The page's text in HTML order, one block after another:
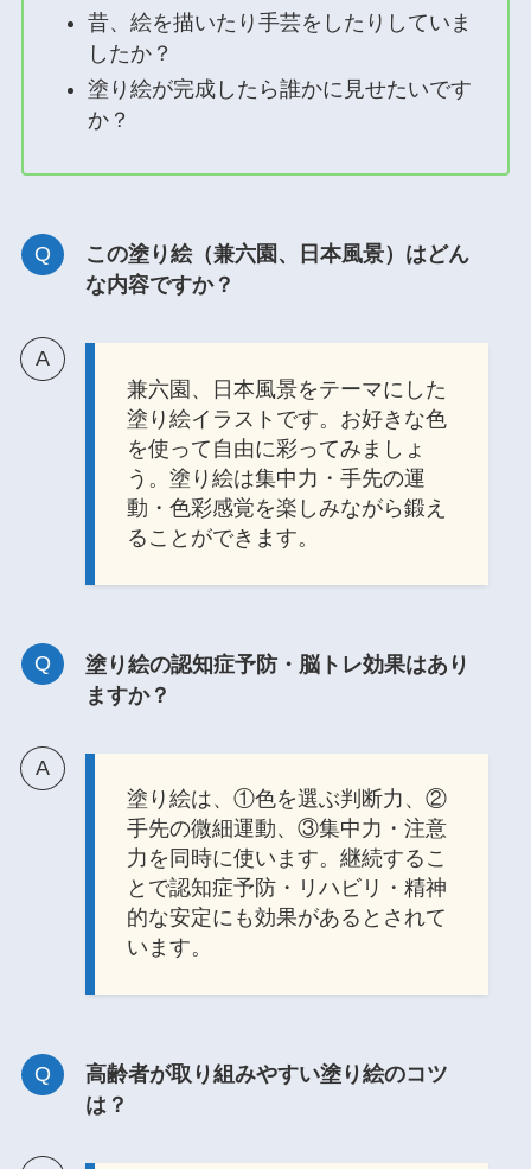
昔、絵を描いたり手芸をしたりしていま
したか？
塗り絵が完成したら誰かに見せたいです
か？
この塗り絵（兼六園、日本風景）はどん
な内容ですか？
兼六園、日本風景をテーマにした
塗り絵イラストです。お好きな色
を使って自由に彩ってみましょ
う。塗り絵は集中力・手先の運
動・色彩感覚を楽しみながら鍛え
ることができます。
塗り絵の認知症予防・脳トレ効果はあり
ますか？
塗り絵は、①色を選ぶ判断力、②
手先の微細運動、③集中力・注意
力を同時に使います。継続するこ
とで認知症予防・リハビリ・精神
的な安定にも効果があるとされて
います。
高齢者が取り組みやすい塗り絵のコツ
は？